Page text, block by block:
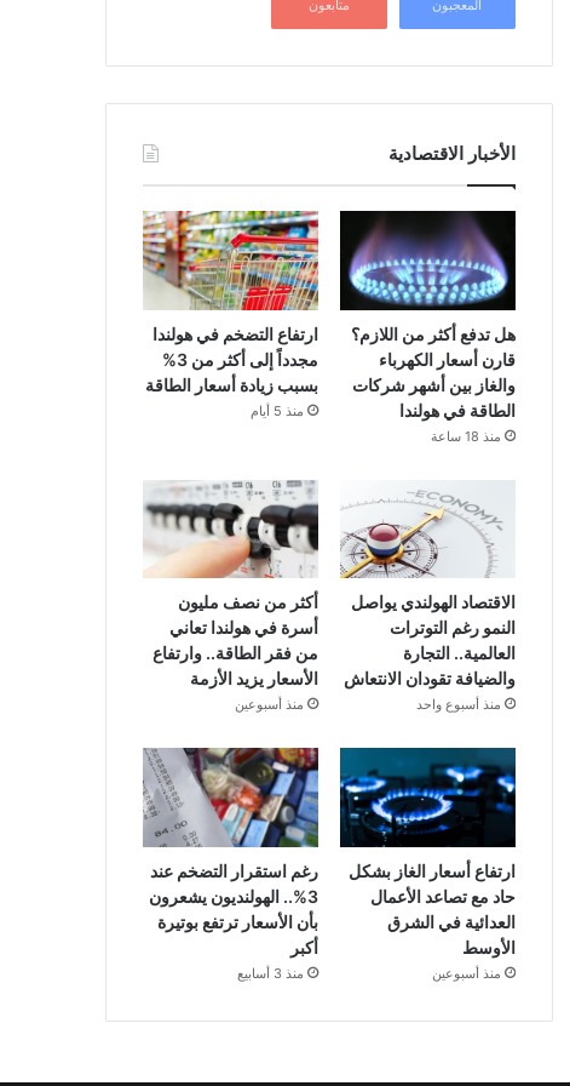
المعجبون متابعون
الأخبار الاقتصادية
هل تدفع أكثر من اللازم؟
قارن أسعار الكهرباء
والغاز بين أشهر شركات
الطاقة في هولندا
منذ 18 ساعة
ارتفاع التضخم في هولندا
مجدداً إلى أكثر من 3%
بسبب زيادة أسعار الطاقة
منذ 5 أيام
الاقتصاد الهولندي يواصل
النمو رغم التوترات
العالمية.. التجارة
والضيافة تقودان الانتعاش
منذ أسبوع واحد
أكثر من نصف مليون
أسرة في هولندا تعاني
من فقر الطاقة.. وارتفاع
الأسعار يزيد الأزمة
منذ أسبوعين
ارتفاع أسعار الغاز بشكل
حاد مع تصاعد الأعمال
العدائية في الشرق
الأوسط
منذ أسبوعين
رغم استقرار التضخم عند
3%.. الهولنديون يشعرون
بأن الأسعار ترتفع بوتيرة
أكبر
منذ 3 أسابيع